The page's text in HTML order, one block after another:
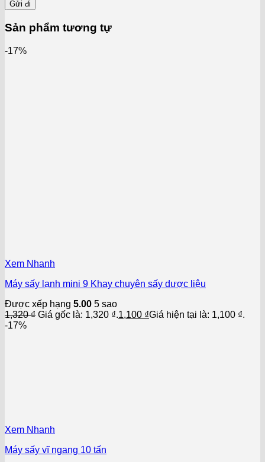
Sản phẩm tương tự
-17%
Xem Nhanh
Máy sấy lạnh mini 9 Khay chuyên sấy dược liệu
Được xếp hạng 5.00 5 sao
1,320₫ Giá gốc là: 1,320 ₫.1,100 ₫Giá hiện tại là: 1,100 ₫.
-17%
Xem Nhanh
Máy sấy vĩ ngang 10 tấn